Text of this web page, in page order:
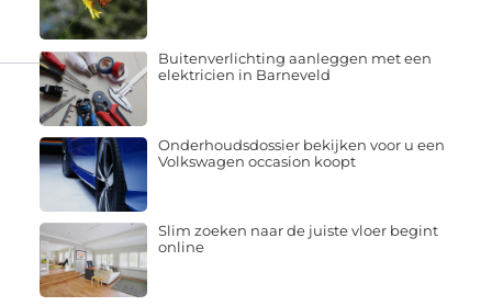
Buitenverlichting aanleggen met een
elektricien in Barneveld
Onderhoudsdossier bekijken voor u een
Volkswagen occasion koopt
Slim zoeken naar de juiste vloer begint
online